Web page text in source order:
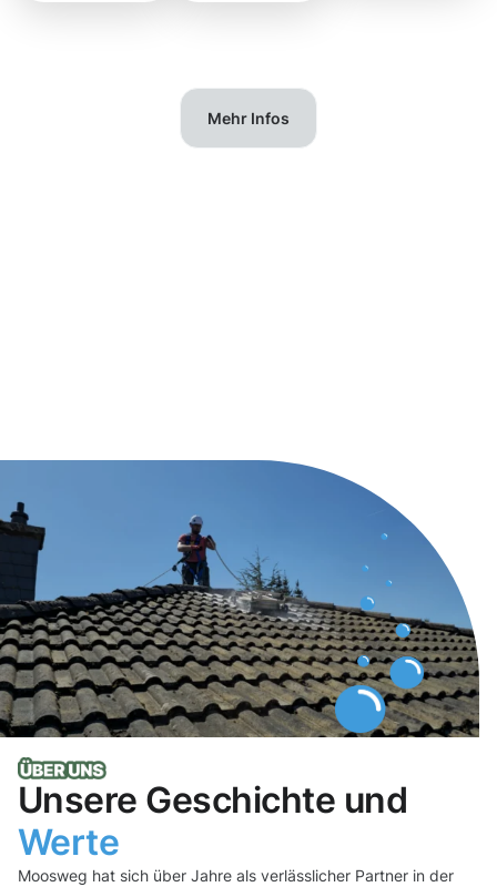
Mehr Infos
Unsere Geschichte und
Werte
Moosweg hat sich über Jahre als verlässlicher Partner in der